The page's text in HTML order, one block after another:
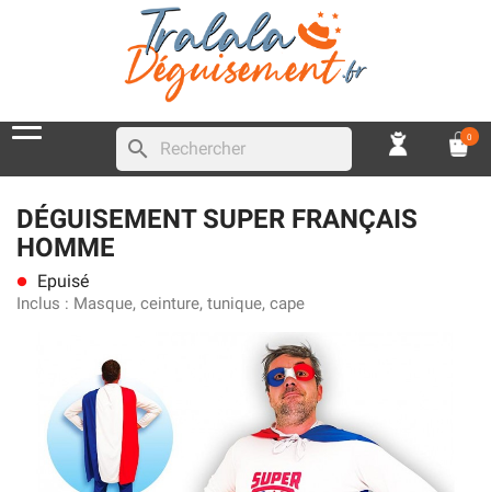
search 0
DÉGUISEMENT SUPER FRANÇAIS
HOMME
lens Epuisé
Inclus : Masque, ceinture, tunique, cape